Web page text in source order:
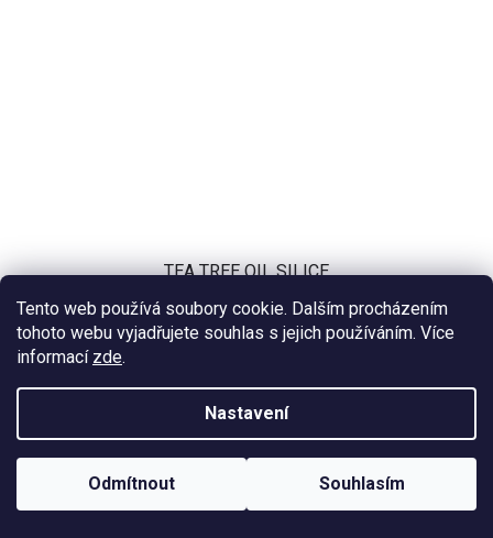
Tento web používá soubory cookie. Dalším procházením
tohoto webu vyjadřujete souhlas s jejich používáním. Více
informací zde.
Nastavení
Odmítnout Souhlasím
TEA TREE OIL SILICE
128 Kč